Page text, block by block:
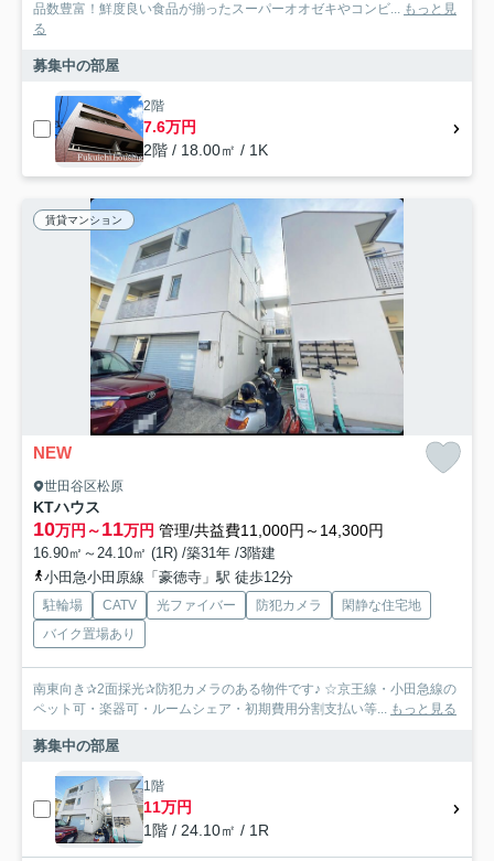
品数豊富！鮮度良い食品が揃ったスーパーオオゼキやコンビ... もっと見
る
募集中の部屋
2階
7.6万円
2階 / 18.00㎡ / 1K
賃貸マンション
NEW
世田谷区松原
KTハウス
10万円～11万円 管理/共益費11,000円～14,300円
16.90㎡～24.10㎡ (1R) /築31年 /3階建
小田急小田原線「豪徳寺」駅 徒歩12分
駐輪場 CATV 光ファイバー 防犯カメラ
閑静な住宅地
バイク置場あり
南東向き✰2面採光✰防犯カメラのある物件です♪ ☆京王線・小田急線の
ペット可・楽器可・ルームシェア・初期費用分割支払い等... もっと見る
募集中の部屋
1階
11万円
1階 / 24.10㎡ / 1R